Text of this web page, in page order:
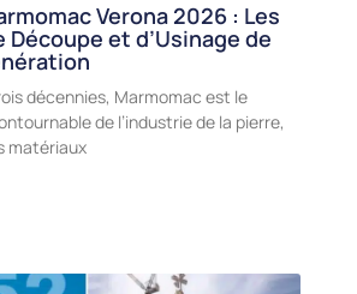
Verona 2026 : Les
Découpe et d’Usinage de
décennies, Marmomac est le
de l’industrie de la pierre,
matériaux